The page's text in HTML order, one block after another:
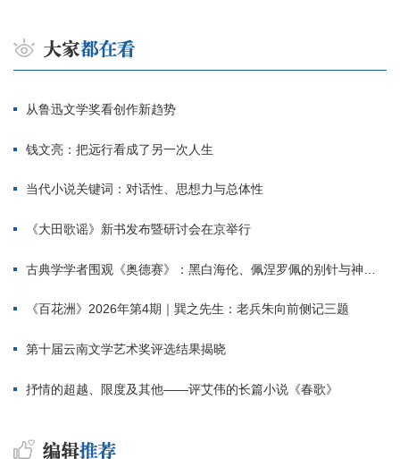
从鲁迅文学奖看创作新趋势
钱文亮：把远行看成了另一次人生
当代小说关键词：对话性、思想力与总体性
《大田歌谣》新书发布暨研讨会在京举行
古典学学者围观《奥德赛》：黑白海伦、佩涅罗佩的别针与神秘入侵者
《百花洲》2026年第4期｜巽之先生：老兵朱向前侧记三题
第十届云南文学艺术奖评选结果揭晓
抒情的超越、限度及其他——评艾伟的长篇小说《春歌》